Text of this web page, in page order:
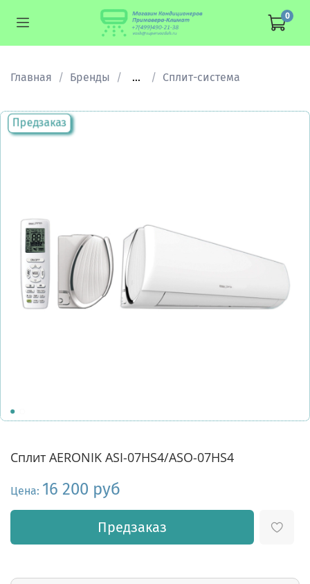
0
Главная Бренды ... Сплит-система
Предзаказ
Сплит AERONIK ASI-07HS4/ASO-07HS4
Цена: 16 200 руб
Предзаказ